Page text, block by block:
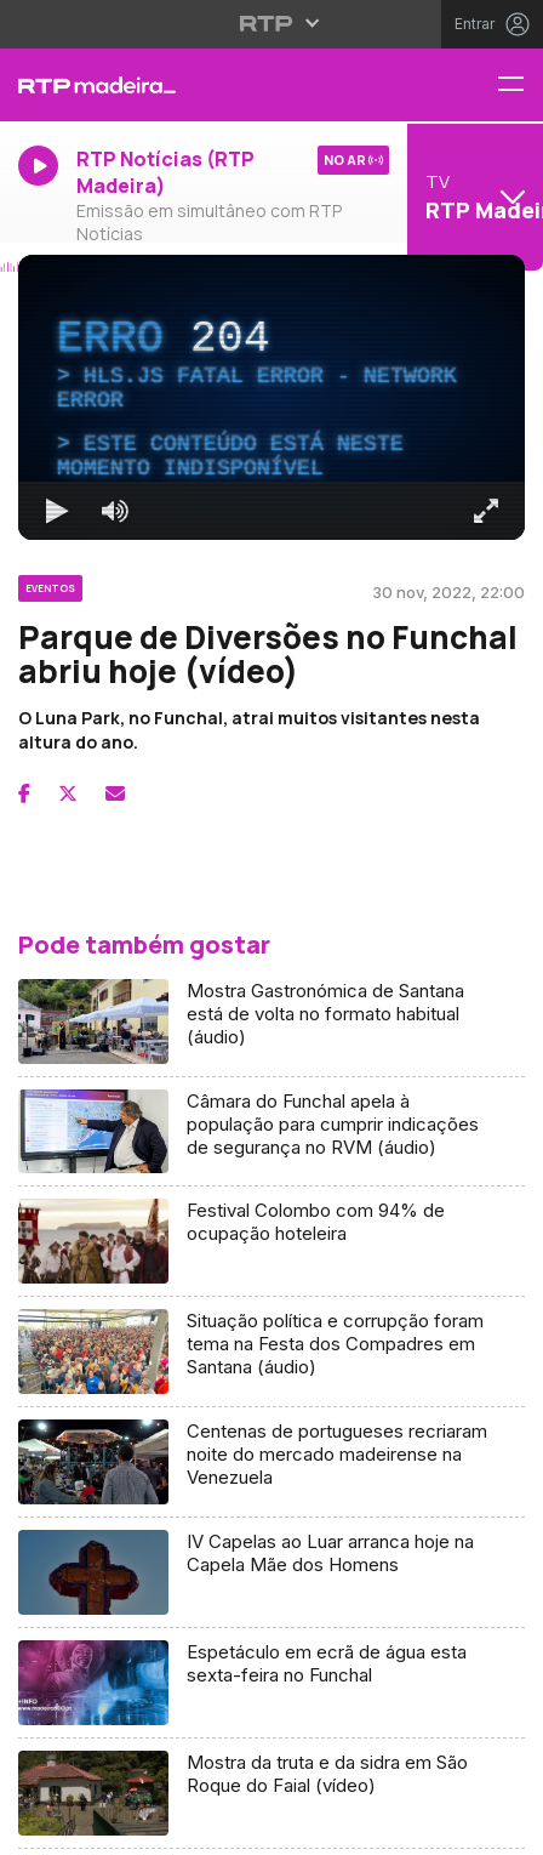
Entrar
RTP Notícias (RTP
Madeira)
Emissão em simultâneo com RTP
Notícias
NO AR
TV
RTP
ERRO204
HLS.JS FATAL ERROR - NETWORK
ERROR
ESTE CONTEÚDO ESTÁ NESTE
MOMENTO INDISPONÍVEL
EVENTOS 30 nov, 2022, 22:00
Parque de Diversões no Funchal
abriu hoje (vídeo)
O Luna Park, no Funchal, atrai muitos visitantes nesta
altura do ano.
Pode também gostar
Mostra Gastronómica de Santana
está de volta no formato habitual
(áudio)
Câmara do Funchal apela à
população para cumprir indicações
de segurança no RVM (áudio)
Festival Colombo com 94% de
ocupação hoteleira
Situação política e corrupção foram
tema na Festa dos Compadres em
Santana (áudio)
Centenas de portugueses recriaram
noite do mercado madeirense na
Venezuela
IV Capelas ao Luar arranca hoje na
Capela Mãe dos Homens
Espetáculo em ecrã de água esta
sexta-feira no Funchal
Mostra da truta e da sidra em São
Roque do Faial (vídeo)